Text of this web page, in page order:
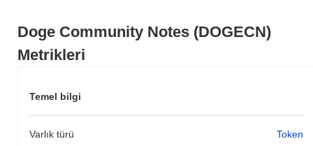
Doge Community Notes (DOGECN)
Metrikleri
Temel bilgi
Varlık türü Token